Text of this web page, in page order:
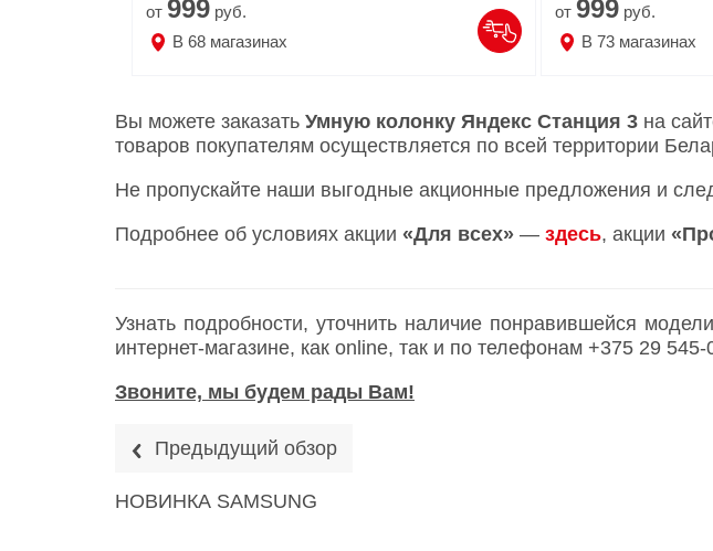
от 999 руб.
В 68 магазинах
от 999 руб.
В 73 магазинах
Вы можете заказать Умную колонку Яндекс Станция 3 на
товаров покупателям осуществляется по всей территории
Не пропускайте наши выгодные акционные предложения и
Подробнее об условиях акции «Для всех» — здесь, акции
Узнать подробности, уточнить наличие понравившейся
интернет-магазине, как online, так и по телефонам +375 29 545-
Звоните, мы будем рады Вам!
Предыдущий обзор
НОВИНКА SAMSUNG